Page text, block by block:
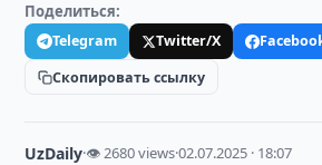
Поделиться:
Telegram Twitter/X
Скопировать ссылку
UzDaily·👁 2680 views·02.07.2025 · 18:07